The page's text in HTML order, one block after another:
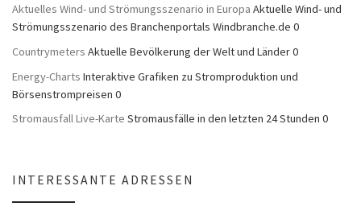
Aktuelles Wind- und Strömungsszenario in Europa Aktuelle Wind- und
Strömungsszenario des Branchenportals Windbranche.de 0
Countrymeters Aktuelle Bevölkerung der Welt und Länder 0
Energy-Charts Interaktive Grafiken zu Stromproduktion und
Börsenstrompreisen 0
Stromausfall Live-Karte Stromausfälle in den letzten 24 Stunden 0
INTERESSANTE ADRESSEN